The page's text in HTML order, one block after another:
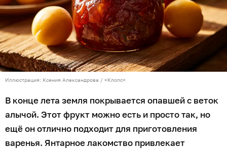
Иллюстрация: Ксения Александрова / «Клопс»
В конце лета земля покрывается опавшей с веток
алычой. Этот фрукт можно есть и просто так, но
ещё он отлично подходит для приготовления
варенья. Янтарное лакомство привлекает